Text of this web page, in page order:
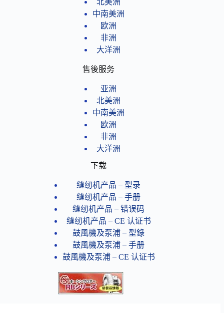
北美洲
中南美洲
欧洲
非洲
大洋洲
售後服务
亚洲
北美洲
中南美洲
欧洲
非洲
大洋洲
下载
缝纫机产品 – 型录
缝纫机产品 – 手册
缝纫机产品 – 错误码
缝纫机产品​ – CE 认证书
鼓風機及泵浦 – 型錄
鼓風機及泵浦 – 手册
鼓風機及泵浦 – CE 认证书